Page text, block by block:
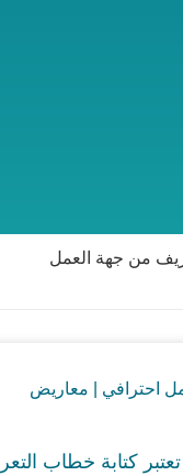
من جهة العمل
تعتبر كتابة خطاب